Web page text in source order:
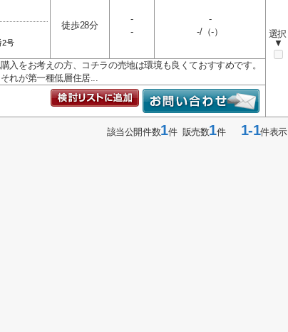
選択
▼
2号
徒歩28分
-
-
-
-/（-）
をお考えの方、コチラの売地は環境も良くておすすめです。
れが第一種低層住居...
該当公開件数1件 販売数1件1-1件表示